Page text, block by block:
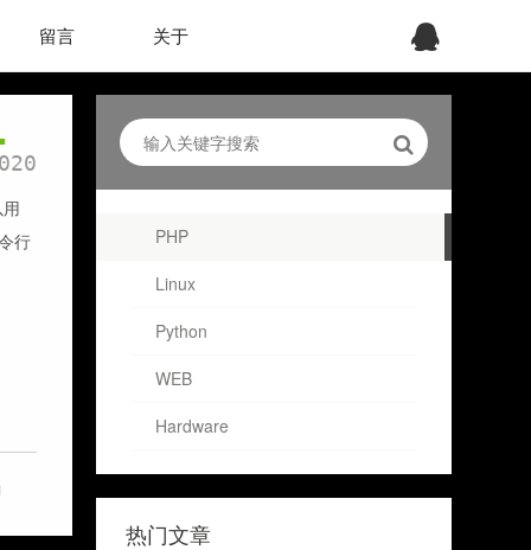
留言 关于
行
PHP
Linux
Python
WEB
Hardware
热门文章